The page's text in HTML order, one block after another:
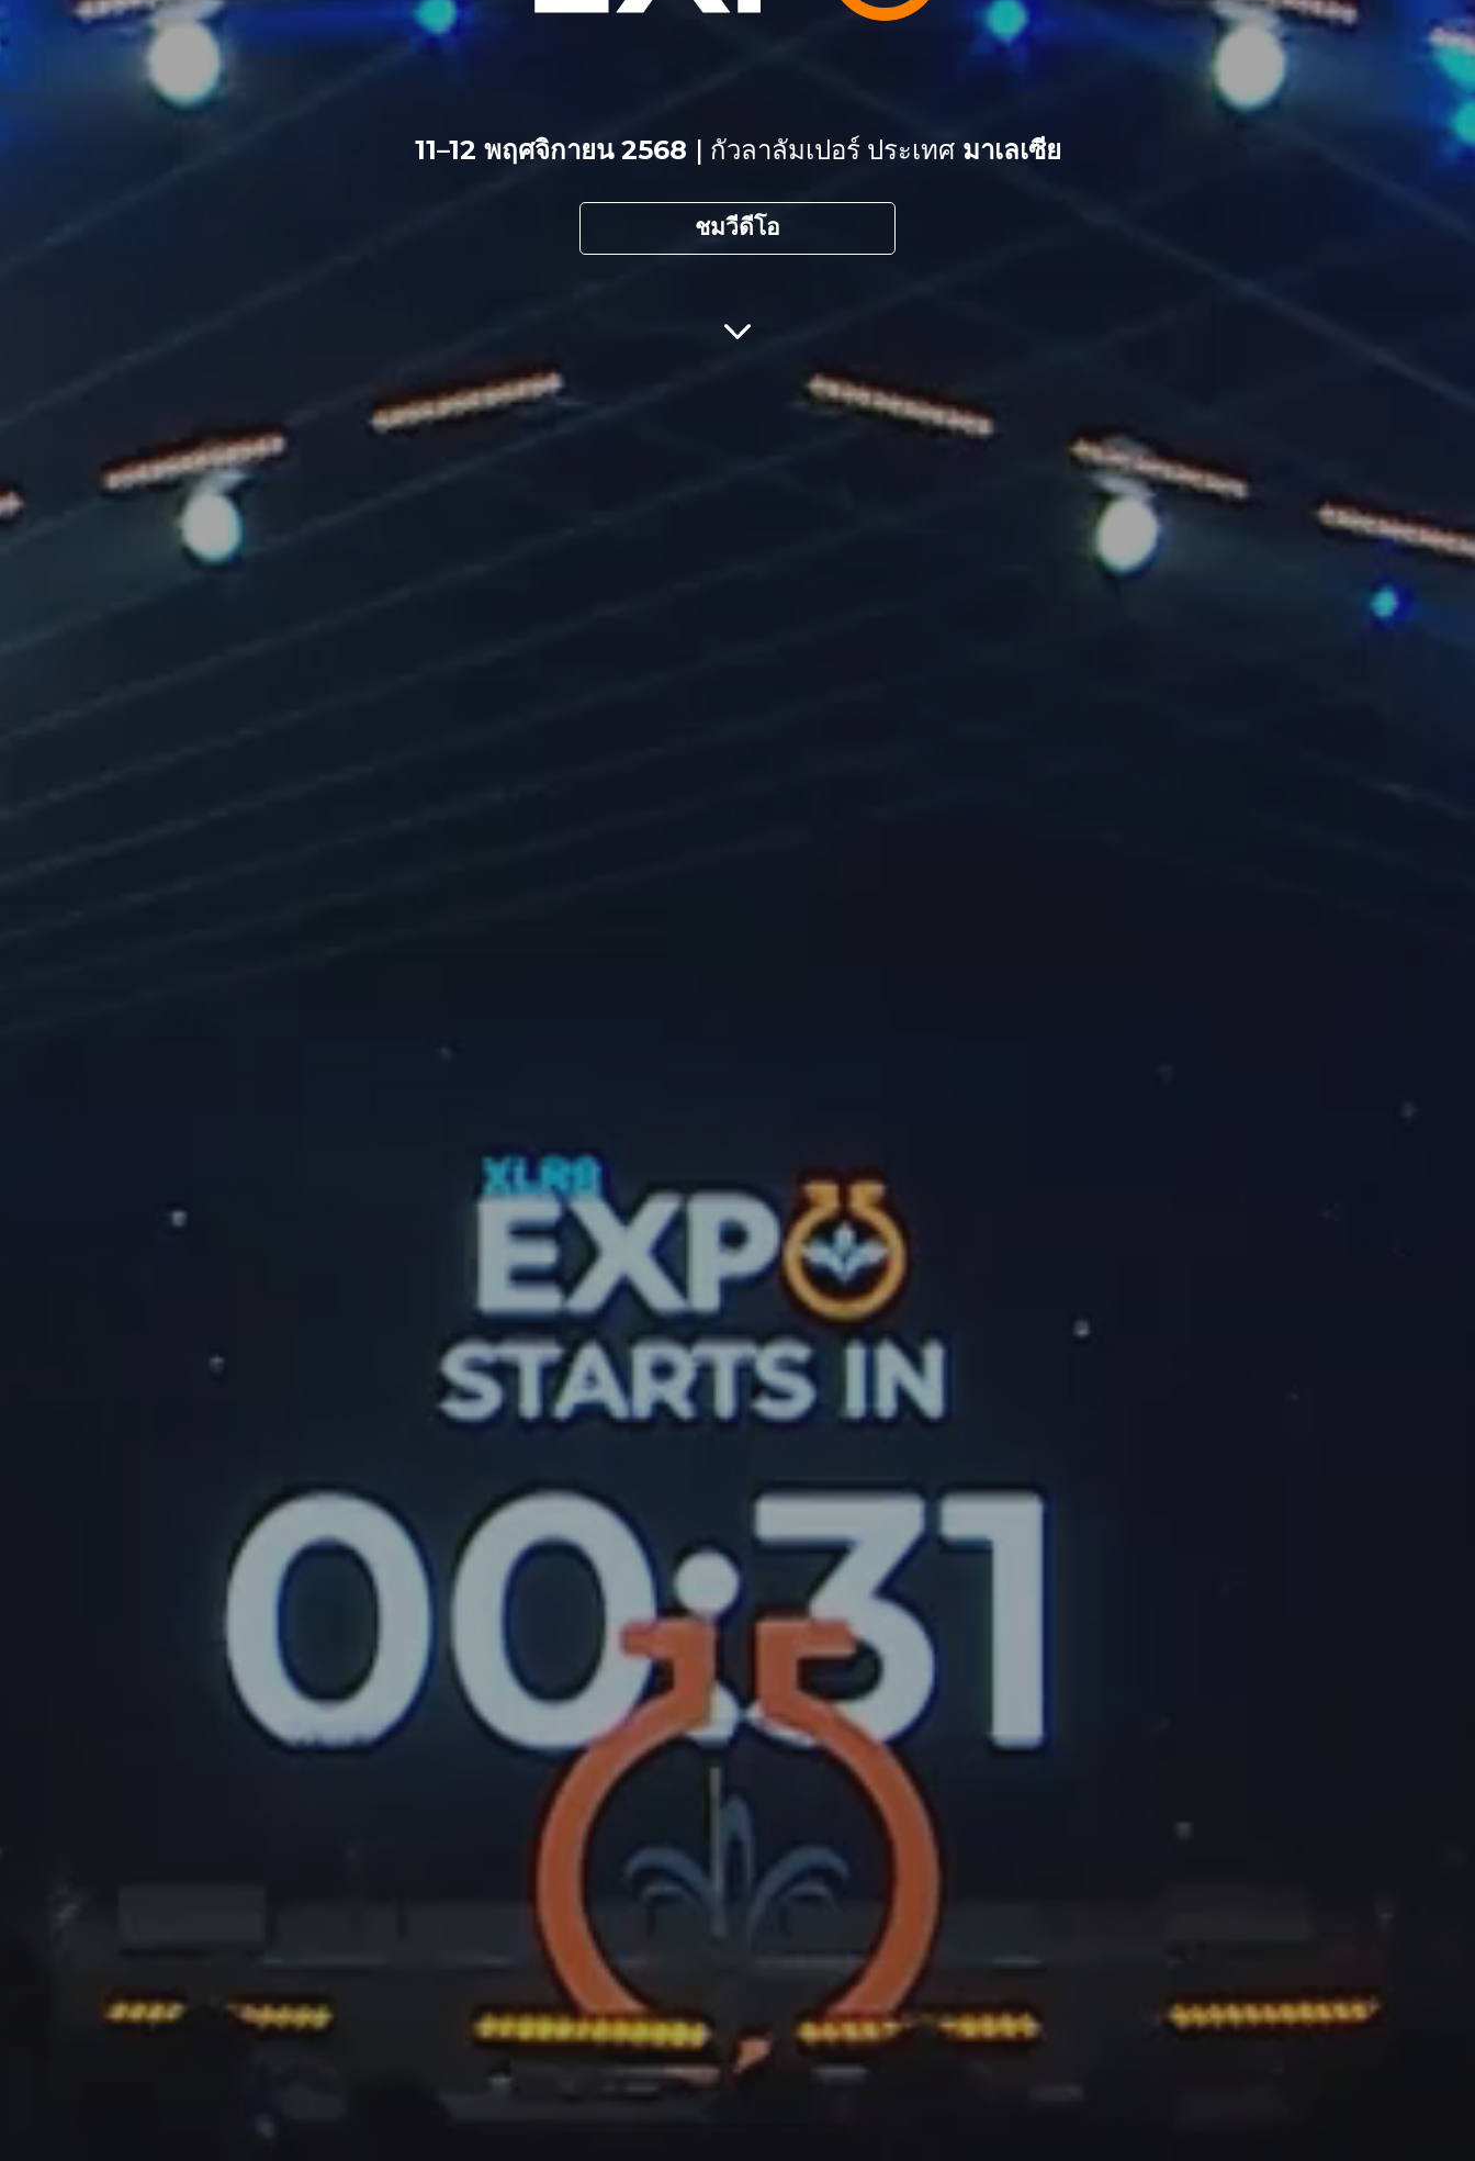
11–12 พฤศจิกายน 2568 | กัวลาลัมเปอร์ ประเทศมาเลเซีย
ชมวีดีโอ